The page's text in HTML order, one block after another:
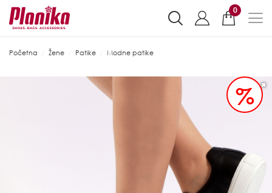
0
Početna Žene Patike Modne patike
%